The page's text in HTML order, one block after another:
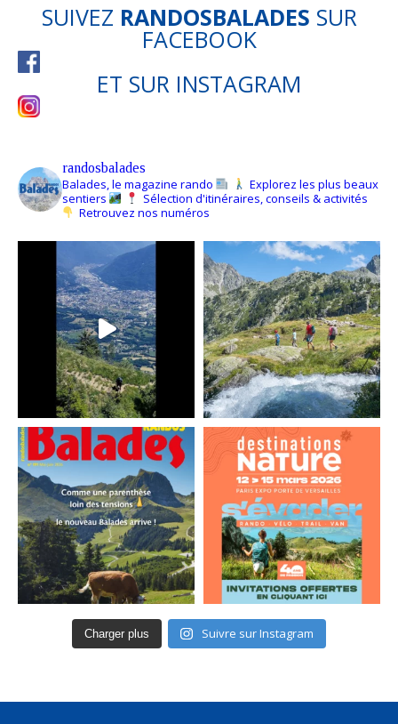
SUIVEZ RANDOSBALADES SUR
FACEBOOK
ET SUR INSTAGRAM
randosbalades
Balades, le magazine rando
Explorez les plus beaux
sentiers
Sélection d'itinéraires, conseils & activités
Retrouvez nos numéros
Charger plus Suivre sur Instagram